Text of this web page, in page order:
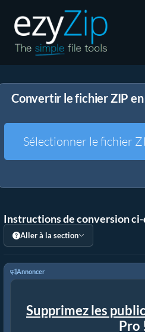
Décompresser
Autres outils
Convertir le fichier ZIP en
Sélectionner le fichier
Instructions de conversion ci-
Aller à la section
Annoncer
Supprimez les
Pro